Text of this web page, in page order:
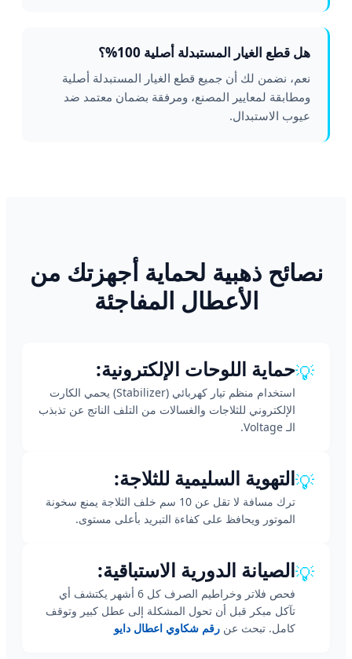
هل قطع الغيار المستبدلة أصلية 100%؟
نعم، نضمن لك أن جميع قطع الغيار المستبدلة أصلية
ومطابقة لمعايير المصنع، ومرفقة بضمان معتمد ضد
عيوب الاستبدال.
نصائح ذهبية لحماية أجهزتك من
الأعطال المفاجئة
💡حماية اللوحات الإلكترونية:
استخدام منظم تيار كهربائي (Stabilizer) يحمي الكارت
الإلكتروني للثلاجات والغسالات من التلف الناتج عن تذبذب
الـ Voltage.
💡التهوية السليمية للثلاجة:
ترك مسافة لا تقل عن 10 سم خلف الثلاجة يمنع سخونة
الموتور ويحافظ على كفاءة التبريد بأعلى مستوى.
💡الصيانة الدورية الاستباقية:
فحص فلاتر وخراطيم الصرف كل 6 أشهر يكتشف أي
تآكل مبكر قبل أن تحول المشكلة إلى عطل كبير وتوقف
كامل. تبحث عن رقم شكاوي اعطال دايو